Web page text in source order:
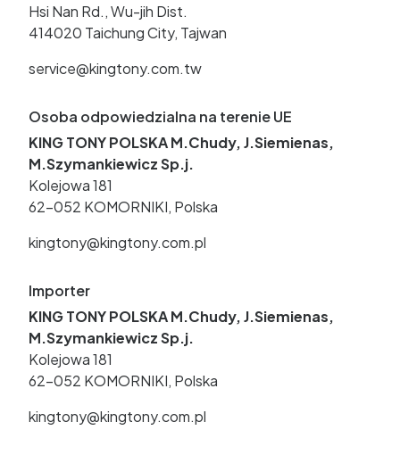
Hsi Nan Rd., Wu-jih Dist.
414020 Taichung City, Tajwan
service@kingtony.com.tw
Osoba odpowiedzialna na terenie UE
KING TONY POLSKA M.Chudy, J.Siemienas,
M.Szymankiewicz Sp.j.
Kolejowa 181
62-052 KOMORNIKI, Polska
kingtony@kingtony.com.pl
Importer
KING TONY POLSKA M.Chudy, J.Siemienas,
M.Szymankiewicz Sp.j.
Kolejowa 181
62-052 KOMORNIKI, Polska
kingtony@kingtony.com.pl